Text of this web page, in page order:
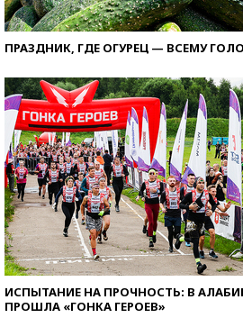
ПРАЗДНИК, ГДЕ ОГУРЕЦ — ВСЕМУ
ИСПЫТАНИЕ НА ПРОЧНОСТЬ: В
ПРОШЛА «ГОНКА ГЕРОЕВ»